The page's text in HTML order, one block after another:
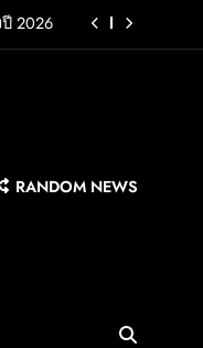
2026
าลิตี้
ปล่อย
ก.ย. นี้
2026
ก่อน
าลิตี้
RANDOM NEWS